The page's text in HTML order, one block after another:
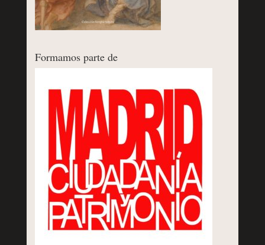
Formamos parte de